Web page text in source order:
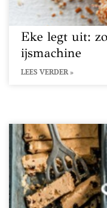
Eke legt uit:
ijsmachine
LEES VERDER »